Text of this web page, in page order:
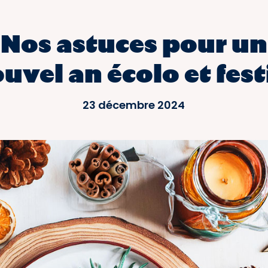
Nos astuces pour un
an écolo et
23 décembre 2024